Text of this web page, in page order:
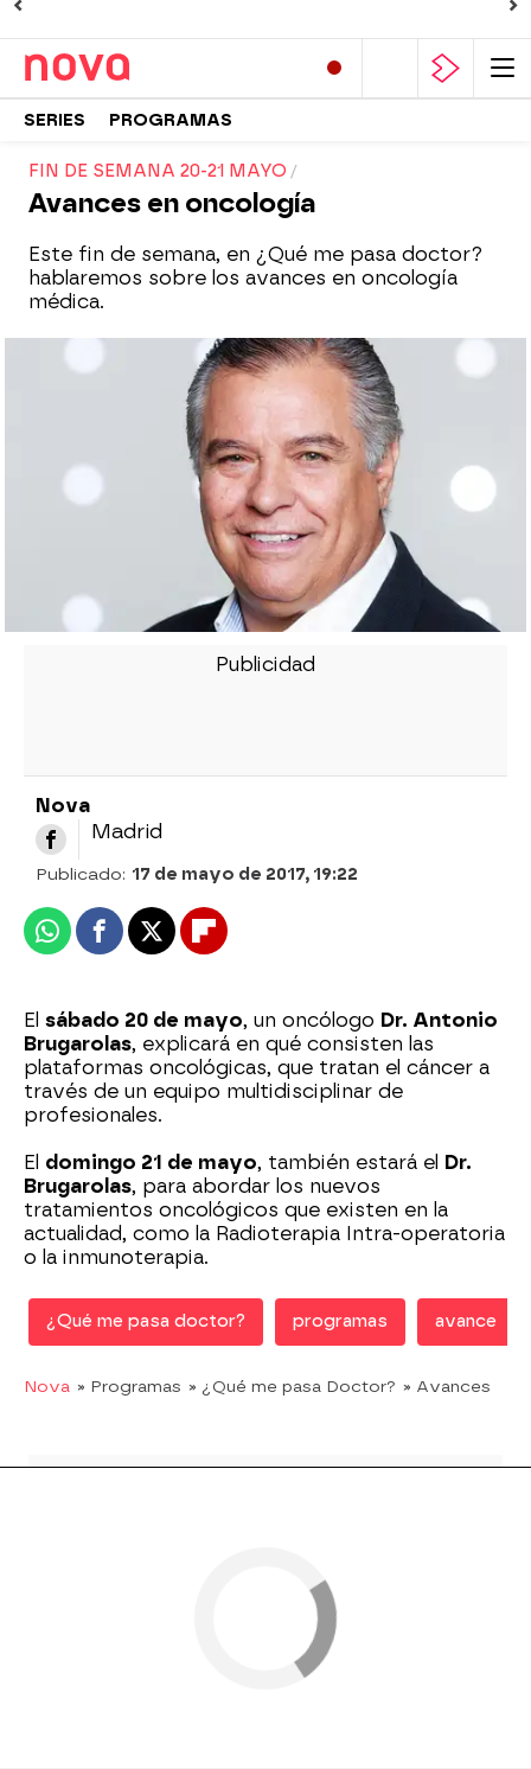
SERIES PROGRAMAS
FIN DE SEMANA 20-21 MAYO
Avances en oncología
Este fin de semana, en ¿Qué me pasa doctor?
hablaremos sobre los avances en oncología
médica.
Nova
Madrid
Publicado: 17 de mayo de 2017, 19:22
WhatsappFacebook
X Flipboard
El sábado 20 de mayo, un oncólogo Dr. Antonio
Brugarolas, explicará en qué consisten las
plataformas oncológicas, que tratan el cáncer a
través de un equipo multidisciplinar de
profesionales.
El domingo 21 de mayo, también estará el Dr.
Brugarolas, para abordar los nuevos
tratamientos oncológicos que existen en la
actualidad, como la Radioterapia Intra-operatoria
o la inmunoterapia.
¿Qué me pasa doctor? programas avance
Nova » Programas » ¿Qué me pasa Doctor? » Avances